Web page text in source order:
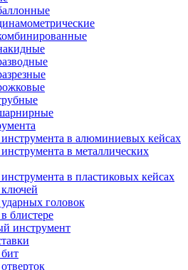
в алюминиевых кейсах
в металлических
в пластиковых кейсах
головок
блистере
инструмент